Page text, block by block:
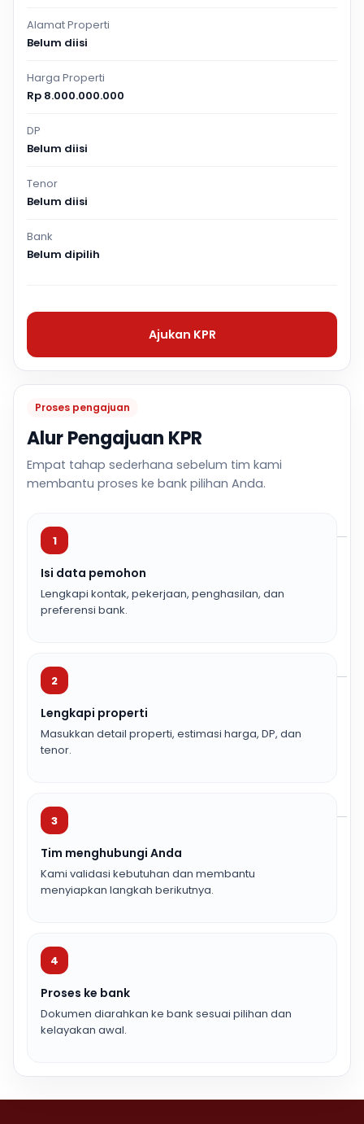
Proses pengajuan
Alur Pengajuan KPR
Empat tahap sederhana sebelum tim kami
membantu proses ke bank pilihan Anda.
1
Isi data pemohon
Lengkapi kontak, pekerjaan, penghasilan, dan
preferensi bank.
2
Lengkapi properti
Masukkan detail properti, estimasi harga, DP, dan
tenor.
3
Tim menghubungi Anda
Kami validasi kebutuhan dan membantu
menyiapkan langkah berikutnya.
4
Proses ke bank
Dokumen diarahkan ke bank sesuai pilihan dan
kelayakan awal.
Alamat Properti
Belum diisi
Harga Properti
Rp 8.000.000.000
DP
Belum diisi
Tenor
Belum diisi
Bank
Belum dipilih
Ajukan KPR